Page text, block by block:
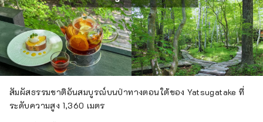
สัมผัสธรรมชาติอันสมบูรณ์บนป่าทางตอนใต้ของ Yatsugatake ที่
ระดับความสูง 1,360 เมตร